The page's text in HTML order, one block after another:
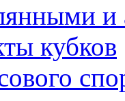
кубков